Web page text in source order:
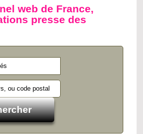
web de France,
presse des